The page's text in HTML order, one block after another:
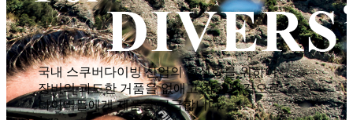
국내 스쿠버다이빙 산업의 활성화를 위하여
장비의 과도한 거품을 없애고 착한 가격으로
다이버들에게 제품을 공급합니다.